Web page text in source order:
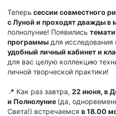
Теперь сессии совместного
с Луной и проходят дважды в
полнолуние! Появились
программы для
удобный личный кабинет и
для вас целую коллекцию
личной творческой практики!
📍 Как раз завтра, 22 июня, в
и Полнолуние (да,
Света!) встречаемся в 18.00